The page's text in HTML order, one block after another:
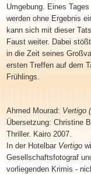
Umgebung. Eines
werden ohne Ergebnis
kann sich mit dieser
Faust weiter. Dabei
in die Zeit seines
ersten Treffen auf dem
Frühlings.
Ahmed Mourad: Vertigo (
Übersetzung: Christine
Thriller. Kairo 2007.
In der Hotelbar Vertigo
Gesellschaftsfotograf
vorliegenden Krimis -